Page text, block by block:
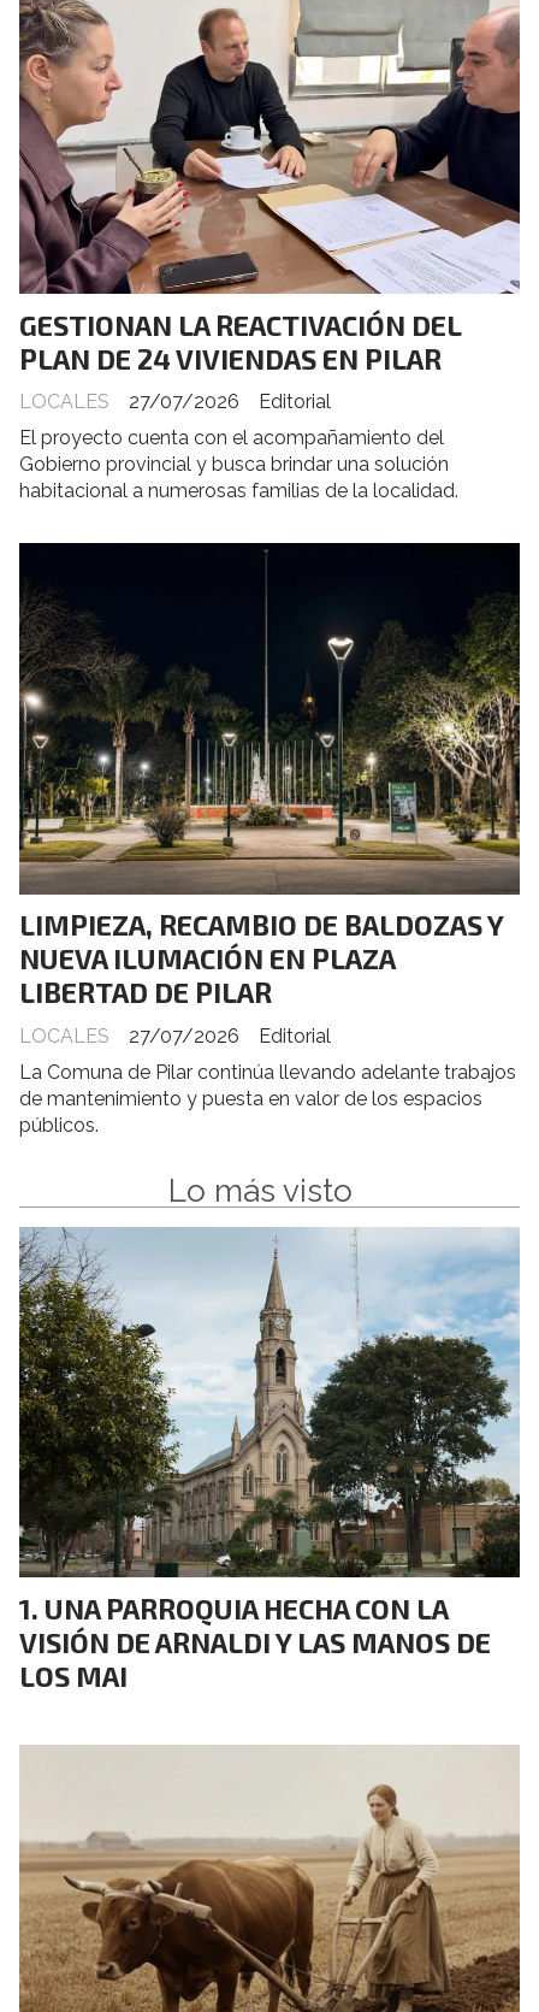
GESTIONAN LA REACTIVACIÓN DEL
PLAN DE 24 VIVIENDAS EN PILAR
Editorial
LOCALES
27/07/2026
El proyecto cuenta con el acompañamiento del
Gobierno provincial y busca brindar una solución
habitacional a numerosas familias de la localidad.
LIMPIEZA, RECAMBIO DE BALDOZAS Y
NUEVA ILUMACIÓN EN PLAZA
LIBERTAD DE PILAR
Editorial
LOCALES
27/07/2026
La Comuna de Pilar continúa llevando adelante trabajos
de mantenimiento y puesta en valor de los espacios
públicos.
Lo más visto
UNA PARROQUIA HECHA CON LA
VISIÓN DE ARNALDI Y LAS MANOS DE
LOS MAI